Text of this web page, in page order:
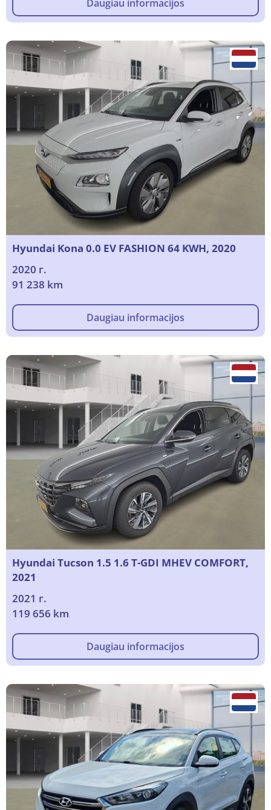
Daugiau informacijos
Hyundai Kona 0.0 EV FASHION 64 KWH, 2020
2020 г.
91 238 km
Daugiau informacijos
Hyundai Tucson 1.5 1.6 T-GDI MHEV COMFORT,
2021
2021 г.
119 656 km
Daugiau informacijos